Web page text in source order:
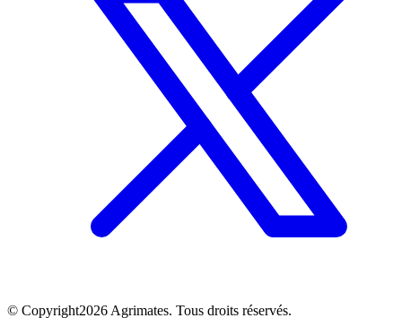
© Copyright2026Agrimates. Tous droits réservés.